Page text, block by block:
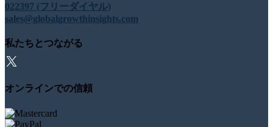
022397 (フリーダイヤル)
sales@globalgrowthinsights.com
私たちとつながる
オンラインでの信頼